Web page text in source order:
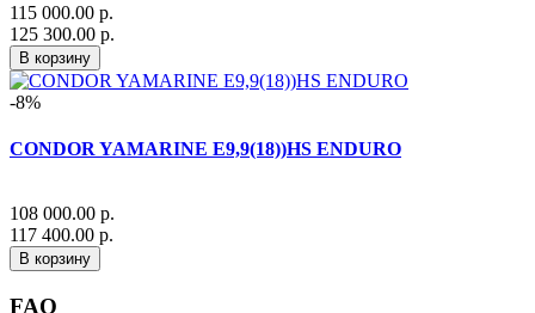
115 000.00 р.
125 300.00 р.
В корзину
-8%
CONDOR YAMARINE E9,9(18))HS ENDURO
108 000.00 р.
117 400.00 р.
В корзину
FAQ